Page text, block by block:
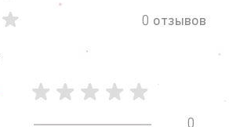
0 отзывов